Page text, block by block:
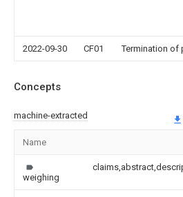
2022-09-30 CF01 Termination of
Concepts
machine-extracted
Name
weighing